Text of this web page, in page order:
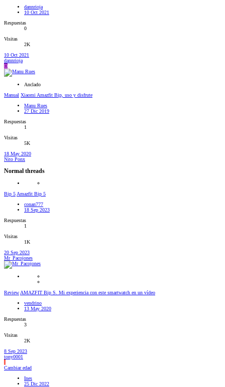
dannrioja
10 Oct 2021
Respuestas
0
Visitas
2K
10 Oct 2021
dannrioja
D
Anclado
Manual Xiaomi Amazfit Bip, uso y disfrute
Manu Rues
27 Dic 2019
Respuestas
1
Visitas
5K
18 May 2020
Nito Ponx
Normal threads
Bip 5 Amazfit Bip 5
conan777
18 Sep 2023
Respuestas
1
Visitas
1K
20 Sep 2023
Mr_Pacojones
Review AMAZFIT Bip S. Mi experiencia con este smartwatch en un vídeo
vendrino
13 May 2020
Respuestas
3
Visitas
2K
8 Sep 2023
tony0001
I
Cambiar edad
Ines
25 Dic 2022